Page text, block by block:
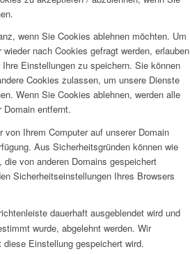
wenn Sie Cookies ablehnen möchten. Um
nach Cookies gefragt werden, erlauben
Einstellungen zu speichern. Sie können
Cookies zulassen, um unsere Dienste
Wenn Sie Cookies ablehnen, werden alle
entfernt.
Ihrem Computer auf unserer Domain
Aus Sicherheitsgründen können wie
von anderen Domains gespeichert
Sicherheitseinstellungen Ihres Browsers
dauerhaft ausgeblendet wird und
wurde, abgelehnt werden. Wir
Einstellung gespeichert wird.